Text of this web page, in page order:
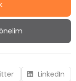
LinkedIn